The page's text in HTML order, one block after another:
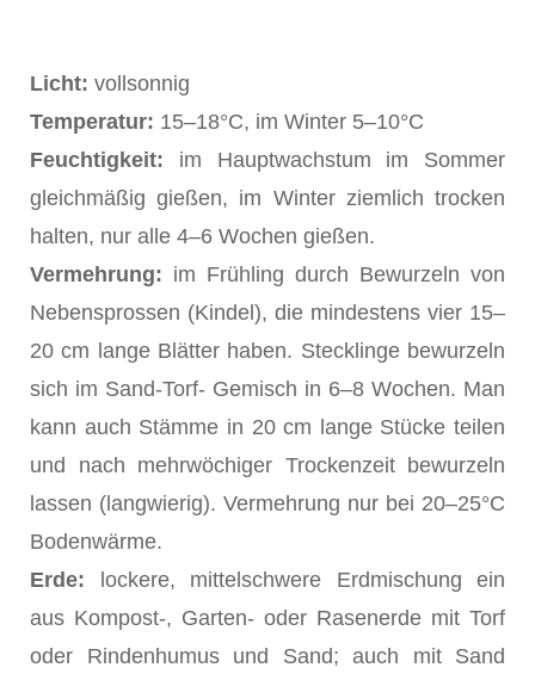
Licht: vollsonnig
Temperatur: 15–18°C, im Winter 5–10°C
Feuchtigkeit: im Hauptwachstum im Sommer
gleichmäßig gießen, im Winter ziemlich trocken
halten, nur alle 4–6 Wochen gießen.
Vermehrung: im Frühling durch Bewurzeln von
Nebensprossen (Kindel), die mindestens vier 15–
20 cm lange Blätter haben. Stecklinge bewurzeln
sich im Sand-Torf- Gemisch in 6–8 Wochen. Man
kann auch Stämme in 20 cm lange Stücke teilen
und nach mehrwöchiger Trockenzeit bewurzeln
lassen (langwierig). Vermehrung nur bei 20–25°C
Bodenwärme.
Erde: lockere, mittelschwere Erdmischung ein
aus Kompost-, Garten- oder Rasenerde mit Torf
oder Rindenhumus und Sand; auch mit Sand